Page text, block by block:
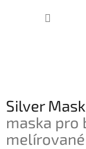
Silver
maska pro